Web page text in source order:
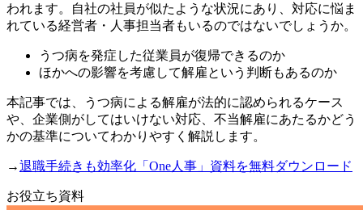
われます。自社の社員が似たような状況にあり、対応に悩ま
れている経営者・人事担当者もいるのではないでしょうか。
うつ病を発症した従業員が復帰できるのか
ほかへの影響を考慮して解雇という判断もあるのか
本記事では、うつ病による解雇が法的に認められるケース
や、企業側がしてはいけない対応、不当解雇にあたるかどう
かの基準についてわかりやすく解説します。
→退職手続きも効率化「One人事」資料を無料ダウンロード
お役立ち資料